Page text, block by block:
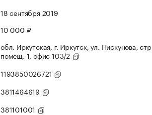
18 сентября 2019
10 000 ₽
обл. Иркутская, г. Иркутск, ул. Пискунова,
помещ. 1, офис 103/2
1193850026721
3811464619
381101001